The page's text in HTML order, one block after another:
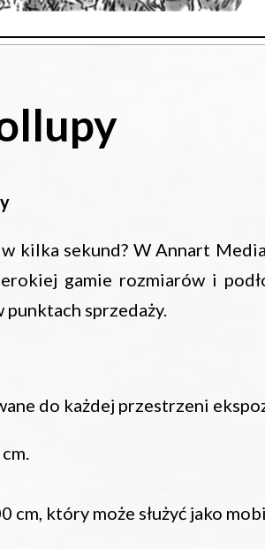
kilka sekund? W Annart
gamie rozmiarów i
punktach sprzedaży.
do każdej przestrzeni
który może służyć jako